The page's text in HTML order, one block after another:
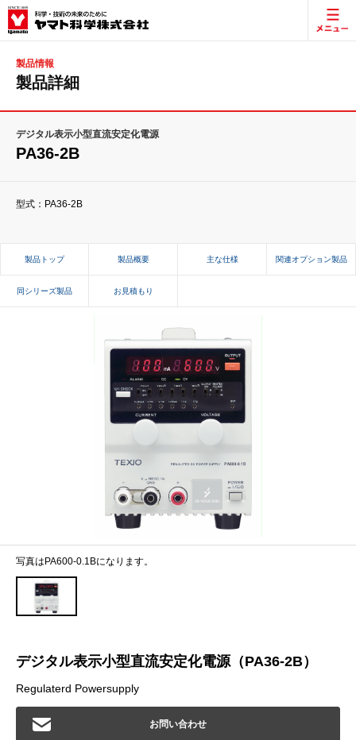
製品情報
製品詳細
デジタル表示小型直流安定化電源
PA36-2B
型式：PA36-2B
製品トップ 製品概要 主な仕様 関連オプション製品
同シリーズ製品 お見積もり
写真はPA600-0.1Bになります。
デジタル表示小型直流安定化電源（PA36-2B）
Regulaterd Powersupply
お問い合わせ